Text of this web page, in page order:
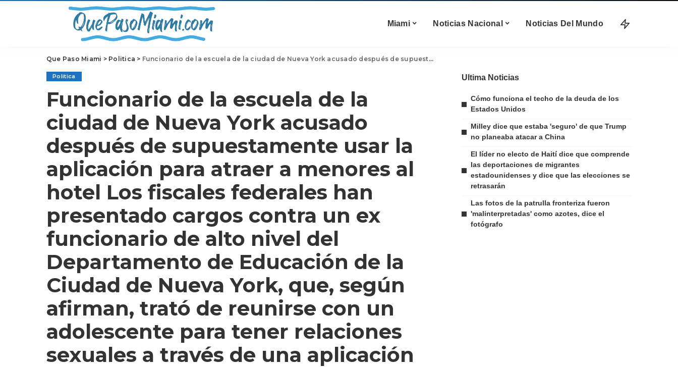
Miami Noticias Nacional Noticias Del Mundo
Que Paso Miami > Politica > Funcionario de la escuela de la ciudad de Nueva York acusado después de supuestamente usar la aplicación para atraer a menores al hotel Los fiscales federales han presentado cargos contra un ex funcionario de alto nivel del Departamento de Educación de la Ciudad de Nueva York, que, según afirman, trató de reunirse con un adolescente para tener relaciones sexuales a través de una aplicación de citas. Los fiscales del Distrito Este de Wisconsin dijeron que David Hay inició una aplicación de citas en julio y comenzó a mantener correspondencia con alguien que él creía que era un niño de 14 años llamado Colton,
Politica
Funcionario de la escuela de la
ciudad de Nueva York acusado
después de supuestamente usar la
aplicación para atraer a menores al
hotel Los fiscales federales han
presentado cargos contra un ex
funcionario de alto nivel del
Departamento de Educación de la
Ciudad de Nueva York, que, según
afirman, trató de reunirse con un
adolescente para tener relaciones
sexuales a través de una aplicación
Ultima Noticias
Cómo funciona el techo de la deuda de los
Estados Unidos
Milley dice que estaba 'seguro' de que Trump
no planeaba atacar a China
El líder no electo de Haití dice que comprende
las deportaciones de migrantes
estadounidenses y dice que las elecciones se
retrasarán
Las fotos de la patrulla fronteriza fueron
'malinterpretadas' como azotes, dice el
fotógrafo